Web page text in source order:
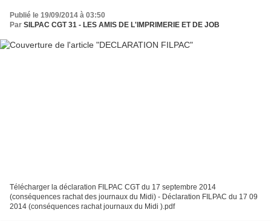
Publié le 19/09/2014 à 03:50
Par SILPAC CGT 31 - LES AMIS DE L'IMPRIMERIE ET DE JOB
Télécharger la déclaration FILPAC CGT du 17 septembre 2014
(conséquences rachat des journaux du Midi) - Déclaration FILPAC du 17 09
2014 (conséquences rachat journaux du Midi ).pdf